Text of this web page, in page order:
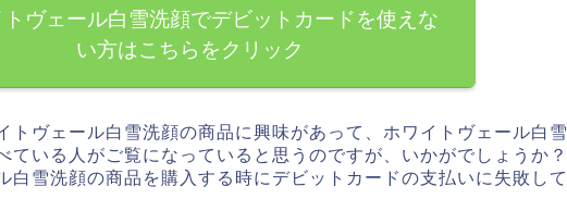
トヴェール白雪洗顔でデビットカードを使えな
い方はこちらをクリック
トヴェール白雪洗顔の商品に興味があって、ホワイトヴェール白雪
ている人がご覧になっていると思うのですが、いかがでしょうか？
白雪洗顔の商品を購入する時にデビットカードの支払いに失敗して